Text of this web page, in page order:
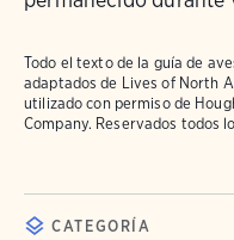
Todo el texto de la guía de
adaptados de Lives of North
utilizado con permiso de
Company. Reservados todos
CATEGORÍA